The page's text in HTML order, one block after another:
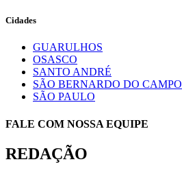
Cidades
GUARULHOS
OSASCO
SANTO ANDRÉ
SÃO BERNARDO DO CAMPO
SÃO PAULO
FALE COM NOSSA EQUIPE
REDAÇÃO